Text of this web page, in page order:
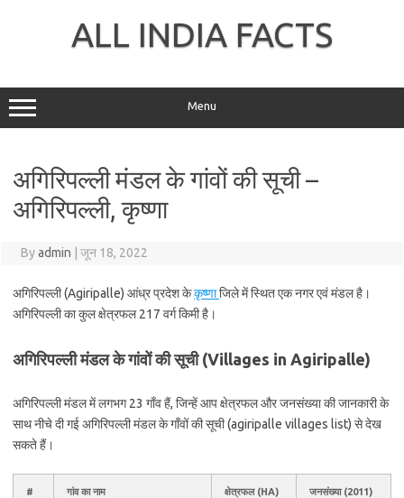
ALL INDIA FACTS
Menu
अगिरिपल्ली मंडल के गांवों की सूची –
अगिरिपल्ली, कृष्णा
Byadmin जून 18, 2022
अगिरिपल्ली (Agiripalle) आंध्र प्रदेश केकृष्णाजिले में स्थित एक नगर एवं मंडल है।
अगिरिपल्ली का कुल क्षेत्रफल 217 वर्ग किमी है।
अगिरिपल्ली मंडल के गांवों की सूची (Villages in Agiripalle)
अगिरिपल्ली मंडल में लगभग 23 गाँव हैं, जिन्हें आप क्षेत्रफल और जनसंख्या की जानकारी के
साथ नीचे दी गई अगिरिपल्ली मंडल के गाँवों की सूची (agiripalle villages list) से देख
सकते हैं।
# गांव का नाम क्षेत्रफल (HA) जनसंख्या (2011)